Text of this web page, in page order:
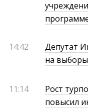
14:42
Депутат
на
11:14
Рост
повысил